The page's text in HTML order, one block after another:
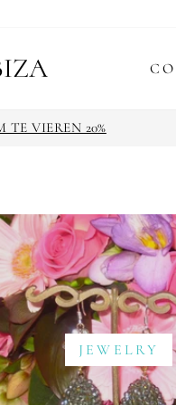
ALLE BESTELLINGEN
JEWELRY